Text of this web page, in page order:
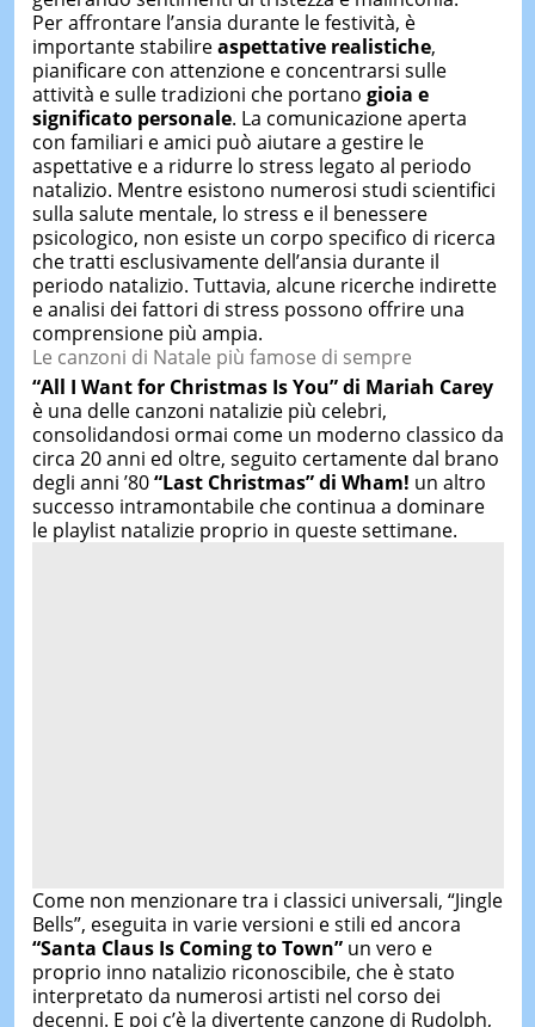
Per affrontare l’ansia durante le festività, è
importante stabilireaspettative realistiche,
pianificare con attenzione e concentrarsi sulle
attività e sulle tradizioni che portano gioia e
significato personale. La comunicazione aperta
con familiari e amici può aiutare a gestire le
aspettative e a ridurre lo stress legato al periodo
natalizio. Mentre esistono numerosi studi scientifici
sulla salute mentale, lo stress e il benessere
psicologico, non esiste un corpo specifico di ricerca
che tratti esclusivamente dell’ansia durante il
periodo natalizio. Tuttavia, alcune ricerche indirette
e analisi dei fattori di stress possono offrire una
comprensione più ampia.
Le canzoni di Natale più famose di sempre
“All I Want for Christmas Is You” di Mariah Carey
è una delle canzoni natalizie più celebri,
consolidandosi ormai come un moderno classico da
circa 20 anni ed oltre, seguito certamente dal brano
degli anni ’80“Last Christmas” di Wham! un altro
successo intramontabile che continua a dominare
le playlist natalizie proprio in queste settimane.
Come non menzionare tra i classici universali, “Jingle
Bells”, eseguita in varie versioni e stili ed ancora
“Santa Claus Is Coming to Town”un vero e
proprio inno natalizio riconoscibile, che è stato
interpretato da numerosi artisti nel corso dei
decenni. E poi c’è la divertente canzone di Rudolph,